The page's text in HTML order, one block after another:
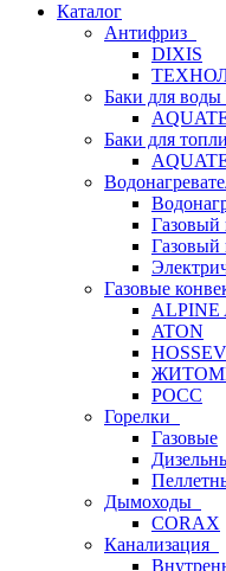
Каталог
Антифриз
DIXIS
Баки для воды
Баки для
Газовый
Газовый
Газовые
ALPINE
ATON
РОСС
Горелки
Газовые
Дымоходы
CORAX
Канализация